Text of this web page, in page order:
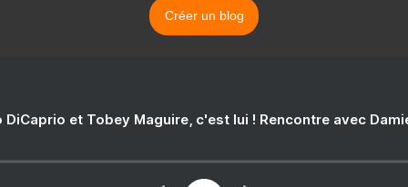
Créer un blog
DiCaprio et Tobey Maguire, c'est lui ! Rencontre avec